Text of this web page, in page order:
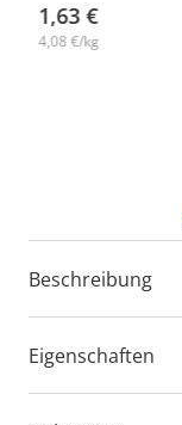
1,63 €
4,08 €/kg
Beschreibung
Eigenschaften